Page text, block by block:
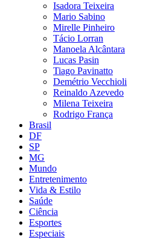
Isadora Teixeira
Mario Sabino
Mirelle Pinheiro
Tácio Lorran
Manoela Alcântara
Lucas Pasin
Tiago Pavinatto
Demétrio Vecchioli
Reinaldo Azevedo
Milena Teixeira
Rodrigo França
Brasil
DF
SP
MG
Mundo
Entretenimento
Vida & Estilo
Saúde
Ciência
Esportes
Especiais